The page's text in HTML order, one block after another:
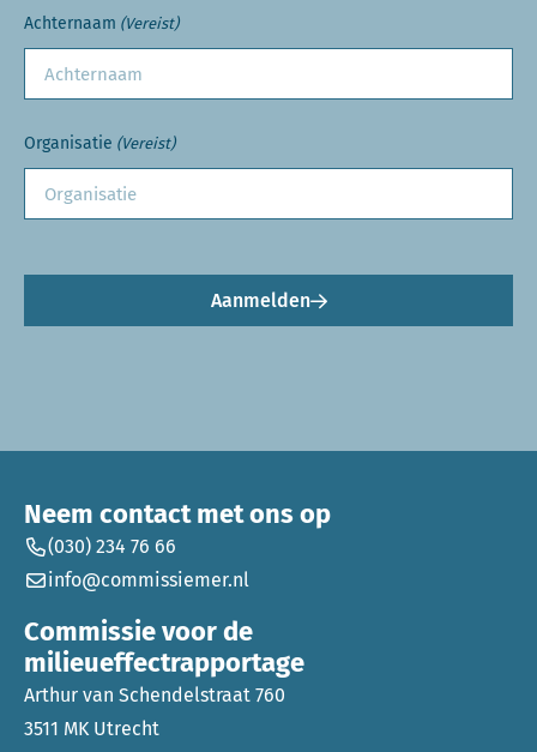
Achternaam (Vereist)
Organisatie (Vereist)
Aanmelden
Neem contact met ons op
(030) 234 76 66
info@commissiemer.nl
Commissie voor de
milieueffectrapportage
Arthur van Schendelstraat 760
3511 MK Utrecht